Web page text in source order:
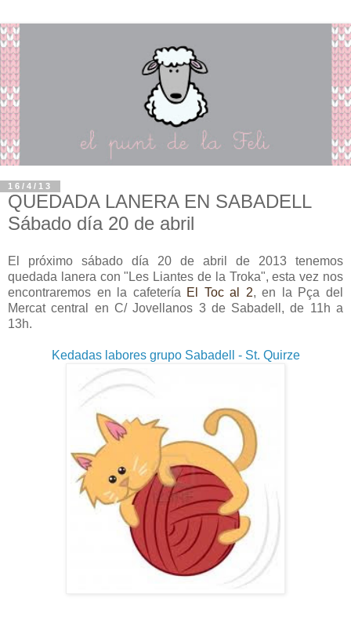
16/4/13
QUEDADA LANERA EN SABADELL
Sábado día 20 de abril
El próximo sábado día 20 de abril de 2013 tenemos
quedada lanera con "Les Liantes de la Troka", esta vez nos
encontraremos en la cafetería El Toc al 2, en la Pça del
Mercat central en C/ Jovellanos 3 de Sabadell, de 11h a
13h.
Kedadas labores grupo Sabadell - St. Quirze